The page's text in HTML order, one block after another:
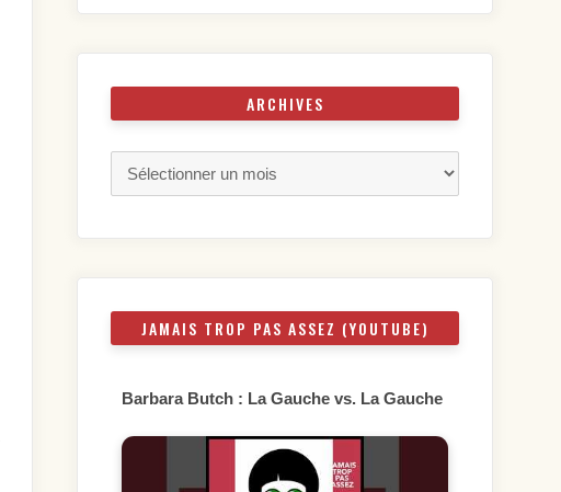
ARCHIVES
JAMAIS TROP PAS ASSEZ (YOUTUBE)
Barbara Butch : La Gauche vs. La Gauche